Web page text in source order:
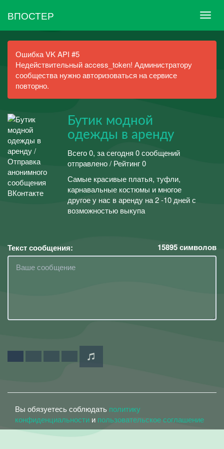
ВПОСТЕР
Ошибка VK API #5
Недействительный access_token! Администратору
сообщества нужно авторизоваться на сервисе
повторно.
Бутик модной
одежды в аренду
Всего 0, за сегодня 0 сообщений
отправлено / Рейтинг 0
Самые красивые платья, туфли,
карнавальные костюмы и многое
другое у нас в аренду на 2 -10 дней с
возможностью выкупа
Текст сообщения: 15895символов
Вы обязуетесь соблюдать политику
конфиденциальности и пользовательское соглашение